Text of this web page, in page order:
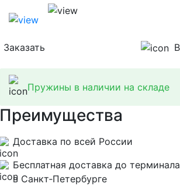
Заказать
Пружины в наличии на складе
Преимущества
Доставка по всей России
Бесплатная доставка до
в Санкт‑Петербурге